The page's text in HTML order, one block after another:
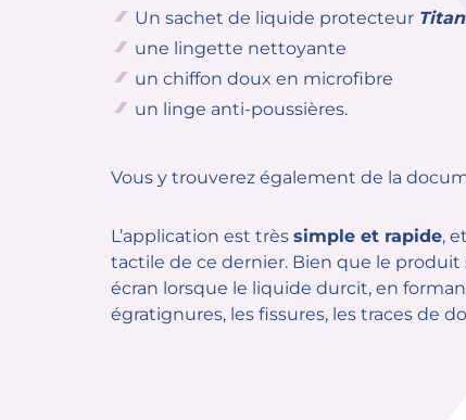
Un sachet de liquide protecteur
une lingette nettoyante
un chiffon doux en microfibre
un linge anti-poussières.
Vous y trouverez également de la
L’application est très simple et rapide,
tactile de ce dernier. Bien que le
écran lorsque le liquide durcit, en
égratignures, les fissures, les traces de